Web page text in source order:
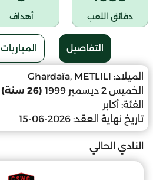
دقائق اللعب أهداف
التفاصيل المباريات
الميلاد: Ghardaïa, METLILI
الخميس 2 ديسمبر 1999
(26 سنة)
الفئة: أكابر
تاريخ نهاية العقد: 2026-06-15
النادي الحالي